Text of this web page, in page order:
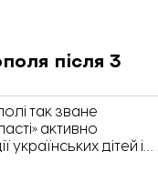
після 3
так зване
активно
українських дітей і